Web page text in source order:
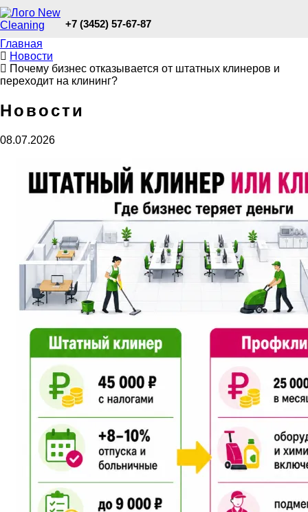
+7 (3452) 57-67-87
Главная
Новости
Почему бизнес отказывается от штатных клинеров и
переходит на клининг?
Новости
08.07.2026